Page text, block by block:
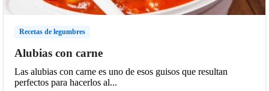
Recetas de legumbres
Alubias con carne
Las alubias con carne es uno de esos guisos que resultan
perfectos para hacerlos al...